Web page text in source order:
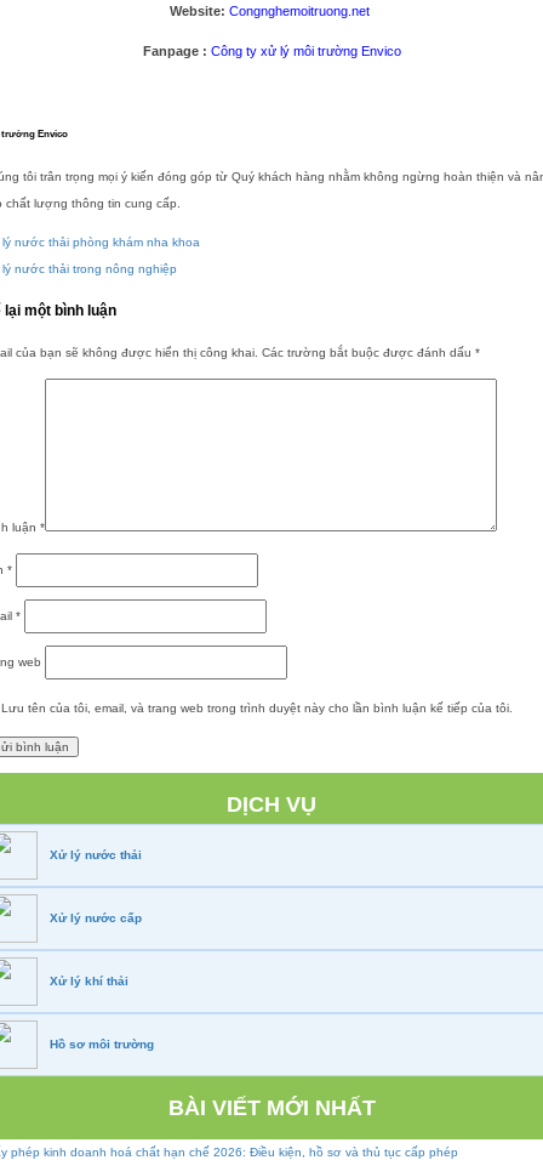
Website: Congnghemoitruong.net
Fanpage : Công ty xử lý môi trường Envico
trường Envico
tôi trân trọng mọi ý kiến đóng góp từ Quý khách hàng nhằm không ngừng hoàn thiện và
chất lượng thông tin cung cấp.
nước thải phòng khám nha khoa
nước thải trong nông nghiệp
lại một bình luận
của bạn sẽ không được hiển thị công khai. Các trường bắt buộc được đánh dấu *
luận *
*
*
web
Lưu tên của tôi, email, và trang web trong trình duyệt này cho lần bình luận kế tiếp của tôi.
DỊCH VỤ
Xử lý nước thải
Xử lý nước cấp
Xử lý khí thải
Hồ sơ môi trường
BÀI VIẾT MỚI NHẤT
phép kinh doanh hoá chất hạn chế 2026: Điều kiện, hồ sơ và thủ tục cấp phép